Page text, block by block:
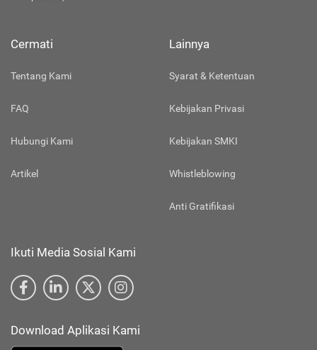
Cermati
Tentang Kami
FAQ
Hubungi Kami
Artikel
Lainnya
Syarat & Ketentuan
Kebijakan Privasi
Kebijakan SMKI
Whistleblowing
Anti Gratifikasi
Ikuti Media Sosial Kami
Download Aplikasi Kami